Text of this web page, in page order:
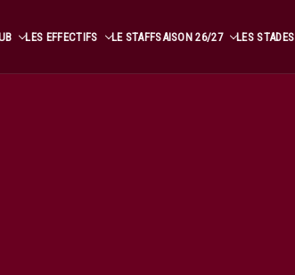
LES EFFECTIFS LE STAFFSAISON 26/27 LES STADES